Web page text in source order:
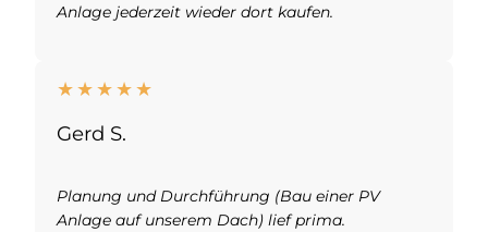
Anlage jederzeit wieder dort kaufen.
★★★★★
Gerd S.
Planung und Durchführung (Bau einer PV
Anlage auf unserem Dach) lief prima.